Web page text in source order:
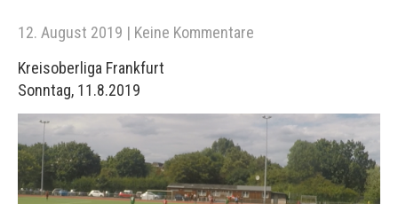
12. August 2019 | Keine Kommentare
Kreisoberliga Frankfurt
Sonntag, 11.8.2019